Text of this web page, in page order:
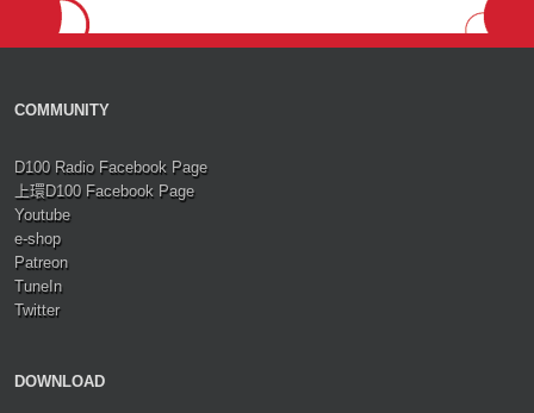
COMMUNITY
D100 Radio Facebook Page
上環D100 Facebook Page
Youtube
e-shop
Patreon
TuneIn
Twitter
DOWNLOAD